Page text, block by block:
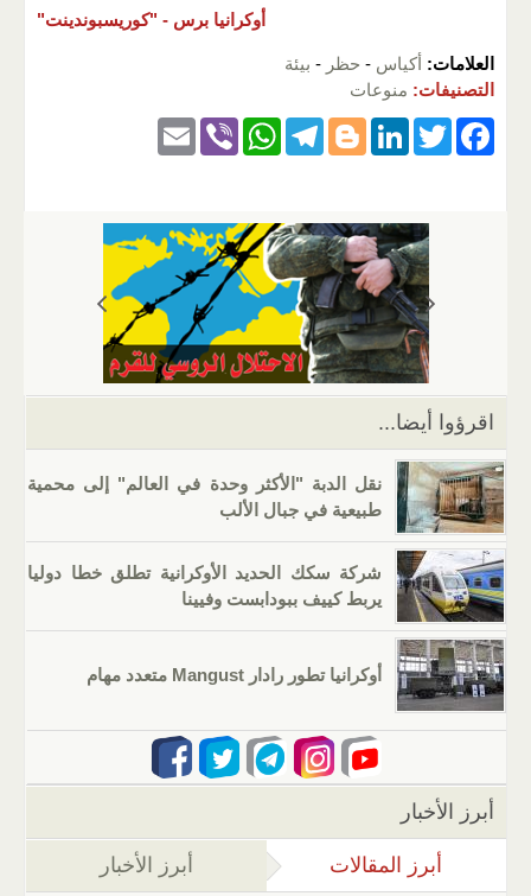
أوكرانيا برس - "كوريسبوندينت"
العلامات: أكياس - حظر - بيئة
التصنيفات: منوعات
F
k
T
er
Li
e
dI
n
Bl
g
er
T
gr
a
m
W
s
A
p
p
Vi
اقرؤوا أيضا...
نقل الدبة "الأكثر وحدة في العالم" إلى محمية
طبيعية في جبال الألب
شركة سكك الحديد الأوكرانية تطلق خطا دوليا
يربط كييف ببودابست وفيينا
أوكرانيا تطور رادار Mangust متعدد مهام
أبرز الأخبار
أبرز المقالات (علامة التبويب النشطة)
أبرز الأخبار